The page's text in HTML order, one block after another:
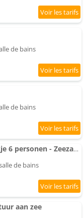
de bains
de bains
Vakantiehuisje Ons Plekje 6 personen - Zeezand Recreatie
de bains
aan zee